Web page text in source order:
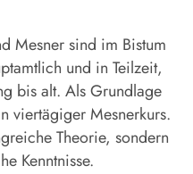
Mesner sind im Bistum
und in Teilzeit,
bis alt. Als Grundlage
viertägiger Mesnerkurs.
Theorie, sondern
Kenntnisse.